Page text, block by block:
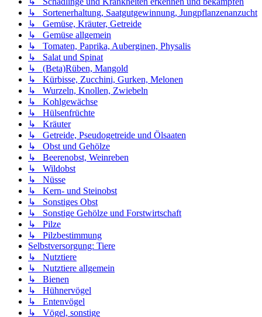
↳ Sortenerhaltung, Saatgutgewinnung, Jungpflanzenanzucht
↳ Gemüse, Kräuter, Getreide
↳ Gemüse allgemein
↳ Tomaten, Paprika, Auberginen, Physalis
↳ Salat und Spinat
↳ (Beta)Rüben, Mangold
↳ Kürbisse, Zucchini, Gurken, Melonen
↳ Wurzeln, Knollen, Zwiebeln
↳ Kohlgewächse
↳ Hülsenfrüchte
↳ Kräuter
↳ Getreide, Pseudogetreide und Ölsaaten
↳ Obst und Gehölze
↳ Beerenobst, Weinreben
↳ Wildobst
↳ Nüsse
↳ Kern- und Steinobst
↳ Sonstiges Obst
↳ Sonstige Gehölze und Forstwirtschaft
↳ Pilze
↳ Pilzbestimmung
Selbstversorgung: Tiere
↳ Nutztiere
↳ Nutztiere allgemein
↳ Bienen
↳ Hühnervögel
↳ Entenvögel
↳ Vögel, sonstige